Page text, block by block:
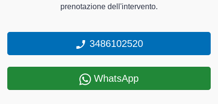
prenotazione dell'intervento.
3486102520
WhatsApp